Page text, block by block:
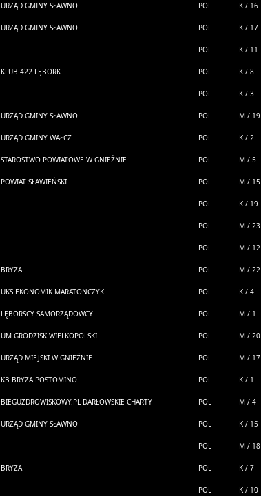
URZĄD GMINY SŁAWNO POL K / 16
URZĄD GMINY SŁAWNO POL K / 17
POL K / 11
KLUB 422 LĘBORK POL K / 8
POL K / 3
URZĄD GMINY SŁAWNO POL M / 19
URZĄD GMINY WAŁCZ POL K / 2
STAROSTWO POWIATOWE W GNIEŹNIE POL M / 5
POWIAT SŁAWIEŃSKI POL M / 15
POL K / 19
POL M / 23
POL M / 12
BRYZA POL M / 22
UKS EKONOMIK MARATONCZYK POL K / 4
LĘBORSCY SAMORZĄDOWCY POL M / 1
UM GRODZISK WIELKOPOLSKI POL M / 20
URZĄD MIEJSKI W GNIEŹNIE POL M / 17
KB BRYZA POSTOMINO POL K / 1
BIEGUZDROWISKOWY.PL DARŁOWSKIE CHARTY POL M / 4
URZĄD GMINY SŁAWNO POL K / 15
POL M / 18
BRYZA POL K / 7
POL K / 10